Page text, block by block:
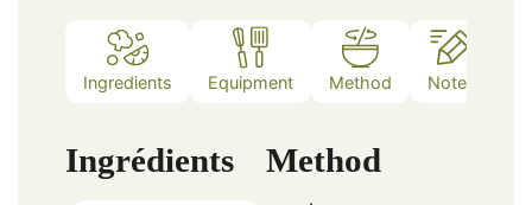
Ingredients Equipment Method Notes
Ingrédients Method